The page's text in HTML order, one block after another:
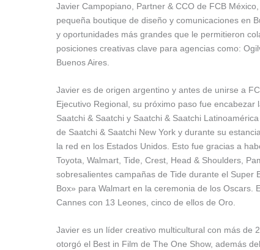
Javier Campopiano, Partner & CCO de FCB
pequeña boutique de diseño y comunicaciones en
y oportunidades más grandes que le permitieron
posiciones creativas clave para agencias como:
Buenos Aires.
Javier es de origen argentino y antes de unirse a
Ejecutivo Regional, su próximo paso fue
Saatchi & Saatchi y Saatchi & Saatchi
de Saatchi & Saatchi New York y durante su
la red en los Estados Unidos. Esto fue gracias a
Toyota, Walmart, Tide, Crest, Head & Shoulders,
sobresalientes campañas de Tide durante el Super
Box» para Walmart en la ceremonia de los Oscars.
Cannes con 13 Leones, cinco de ellos de Oro.
Javier es un líder creativo multicultural con más de
otorgó el Best in Film de The One Show, además